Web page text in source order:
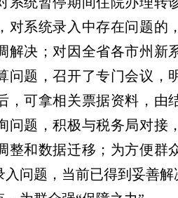
对系统录入中存在问题的
解决；对因全省各市州新
问题，召开了专门会议，
，可拿相关票据资料，由
问题，积极与税务局对接
整和数据迁移；为方便群
入问题，当前已得到妥善解